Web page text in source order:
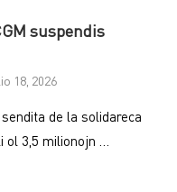
suspendis
18, 2026
de la solidareca
ol 3,5 milionojn …